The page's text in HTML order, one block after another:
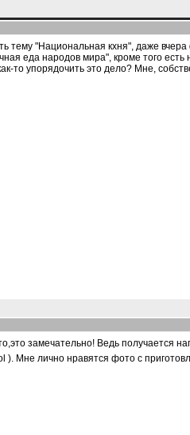
тему "Национальная кхня", даже
еда народов мира", кроме того
упорядочить это дело? Мне,
замечательно! Ведь получается
). Мне лично нравятся фото с